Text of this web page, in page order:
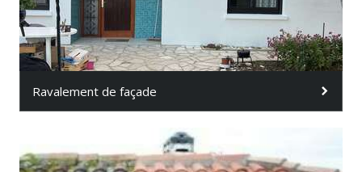
Ravalement de façade